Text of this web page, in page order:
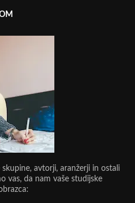
avtorji, aranžerji in ostali
vas, da nam vaše studijske